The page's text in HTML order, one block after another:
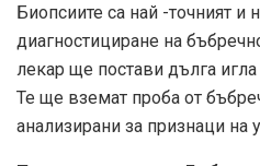
Биопсиите са най -точният и
диагностициране на
лекар ще постави дълга
Те ще вземат проба от
анализирани за признаци на